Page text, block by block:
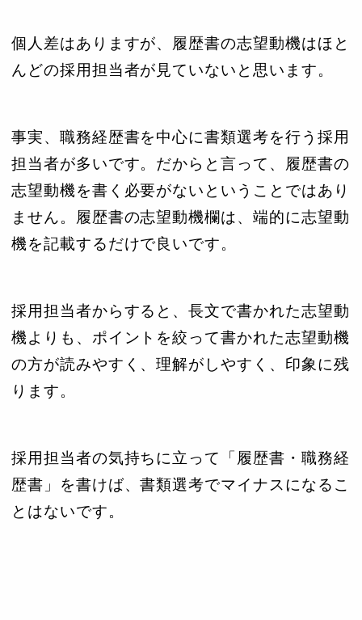
個人差はありますが、履歴書の志望動機はほと
んどの採用担当者が見ていないと思います。
事実、職務経歴書を中心に書類選考を行う採用
担当者が多いです。だからと言って、履歴書の
志望動機を書く必要がないということではあり
ません。履歴書の志望動機欄は、端的に志望動
機を記載するだけで良いです。
採用担当者からすると、長文で書かれた志望動
機よりも、ポイントを絞って書かれた志望動機
の方が読みやすく、理解がしやすく、印象に残
ります。
採用担当者の気持ちに立って「履歴書・職務経
歴書」を書けば、書類選考でマイナスになるこ
とはないです。